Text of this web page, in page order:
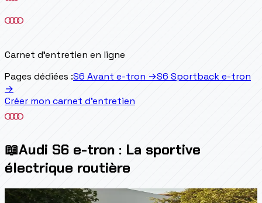
Carnet d'entretien en ligne
Pages dédiées :S6 Avant e-tron →S6 Sportback e-tron
→
Créer mon carnet d'entretien
📖Audi S6 e-tron : La sportive
électrique routière